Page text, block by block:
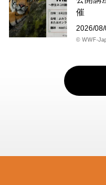
催
2026/08/
© WWF-